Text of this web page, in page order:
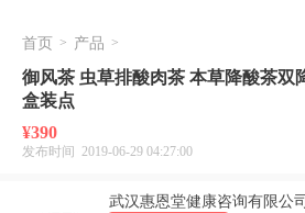
首页 > 产品 >
御风茶 虫草排酸肉茶 本草降酸茶双
盒装点
¥390
发布时间 2019-06-29 04:27:00
武汉惠恩堂健康咨询有限公司